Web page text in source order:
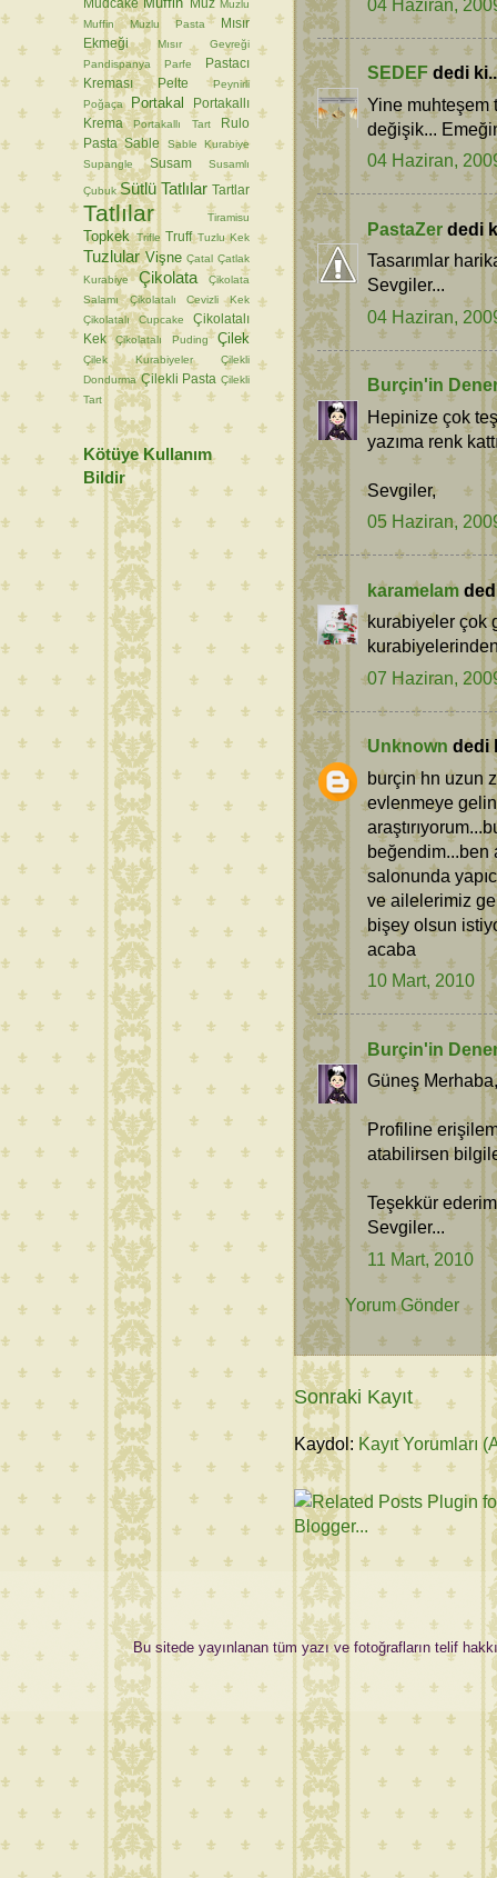
SEDEF dedi
Yine muhteşem
değişik...
04 Haziran,
PastaZer dedi
Tasarımlar
Sevgiler...
04 Haziran,
Burçin'in
Hepinize çok
yazıma renk
Sevgiler,
05 Haziran,
karamelam
kurabiyeler çok
07 Haziran,
Unknown dedi
burçin hn uzun
evlenmeye
beğendim...ben
salonunda
ve ailelerimiz
bişey olsun
acaba
10 Mart, 2010
Burçin'in
Güneş Merhaba,
Profiline
atabilirsen
Teşekkür
Sevgiler...
11 Mart, 2010
Yorum Gönder
Sonraki Kayıt
Kaydol: Kayıt Yorumları
Mudcake Muz Muzlu
Muffin
Muzlu Pasta
Mısır
Ekmeği
Mısır Gevreği
Pandispanya
Parfe
Pastacı
Kreması
Pelte
Peynirli
Poğaça
Portakal
Portakallı
Krema
Portakallı Tart
Rulo
Pasta Sable
Sable Kurabiye
Supangle
Susam Susamlı
Çubuk Sütlü Tatlılar Tartlar
Tatlılar Tiramisu
Topkek Trifle Truff Tuzlu Kek
Tuzlular Vişne Çatal Çatlak
Kurabiye
Çikolata
Çikolata
Salamı
Çikolatalı Cevizli Kek
Çikolatalı Cupcake
Çikolatalı
Kek
Çikolatalı Puding Çilek
Çilek Kurabiyeler
Çilekli
Dondurma Çilekli Pasta Çilekli
Tart
Kötüye Kullanım
Bildir
Bu sitede yayınlanan tüm yazı ve fotoğrafların telif